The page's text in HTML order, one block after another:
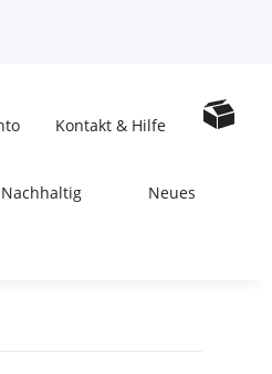
Kontakt & Hilfe
Nachhaltig Neues